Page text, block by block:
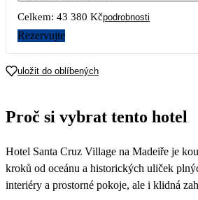
Celkem: 43 380 Kčpodrobnosti
Rezervujte
uložit do oblíbených
Proč si vybrat tento hotel
Hotel Santa Cruz Village na Madeiře je
kroků od oceánu a historických uliček
interiéry a prostorné pokoje, ale i klidná